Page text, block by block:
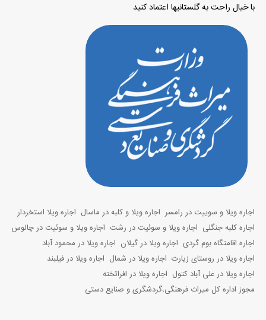
با خیال راحت به گلستانیها اعتماد کنید
اجاره ویلا و سوییت در رامسر اجاره ویلا و کلبه در ماسال اجاره ویلا استخردار
اجاره کلبه جنگلی اجاره ویلا و سوئیت در رشت اجاره ویلا و سوئیت در چالوس
اجاره اقامتگاه بوم گردی اجاره ویلا در گیلان اجاره ویلا در محمود آباد
اجاره ویلا در روستای زیارت اجاره ویلا در شمال اجاره ویلا در فیلبند
اجاره ویلا در علی آباد کتول اجاره ویلا در افراتخته
مجوز اداره کل میراث فرهنگی،گردشگری و صنایع دستی